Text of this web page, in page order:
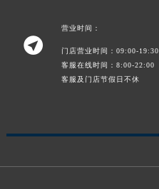

营业时间：
门店营业时间：09:00-19:30
客服在线时间：8:00-22:00
客服及门店节假日不休